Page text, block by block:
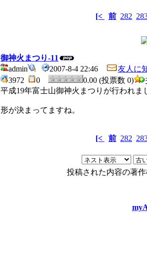
[< 前 282
御神火まつり-11
admin
2007-8-4 22:46
友人に
3972
0 0.00 (投票数 0)
平成19年富士山御神火まつりが行われま
形が決まってますね。
[< 前 282
投稿された内容の著